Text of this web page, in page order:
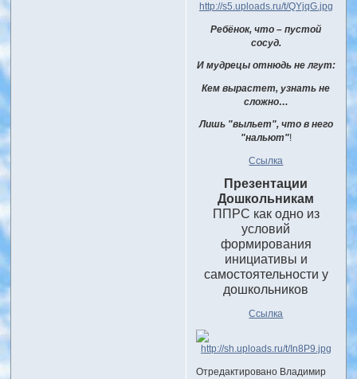
Ребёнок, что – пустой
сосуд.
И мудрецы отнюдь не лгут:
Кем вырастет, узнать не
сложно…
Лишь "выльет", что в него
"нальют"!
Ссылка
Презентации
Дошкольникам
ППРС как одно из
условий
формирования
инициативы и
самостоятельности у
дошкольников
Ссылка
Отредактировано Владимир